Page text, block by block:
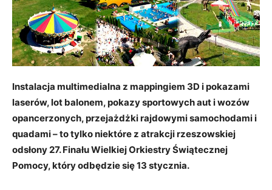
Instalacja multimedialna z mappingiem 3D i pokazami
laserów, lot balonem, pokazy sportowych aut i wozów
opancerzonych, przejażdżki rajdowymi samochodami i
quadami – to tylko niektóre z atrakcji rzeszowskiej
odsłony 27. Finału Wielkiej Orkiestry Świątecznej
Pomocy, który odbędzie się 13 stycznia.